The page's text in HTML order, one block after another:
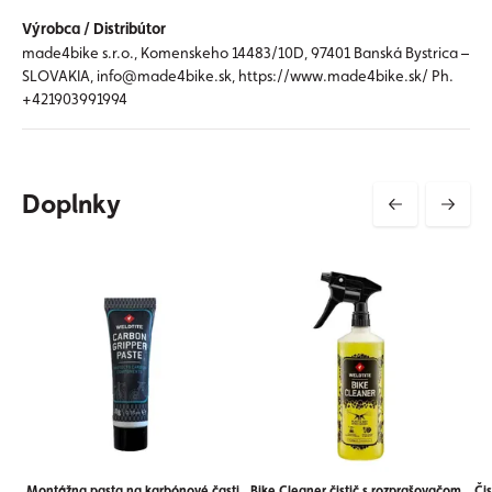
Výrobca / Distribútor
made4bike s.r.o., Komenskeho 14483/10D, 97401 Banská Bystrica –
SLOVAKIA, info@made4bike.sk, https://www.made4bike.sk/ Ph.
+421903991994
Doplnky